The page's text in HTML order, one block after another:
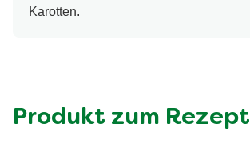
Karotten.
Produkt zum Rezept